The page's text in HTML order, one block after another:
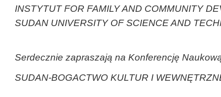
INSTYTUT FOR FAMILY AND COMMUNITY
SUDAN UNIVERSITY OF SCIENCE AND
Serdecznie zapraszają na Konferencję
SUDAN-BOGACTWO KULTUR I